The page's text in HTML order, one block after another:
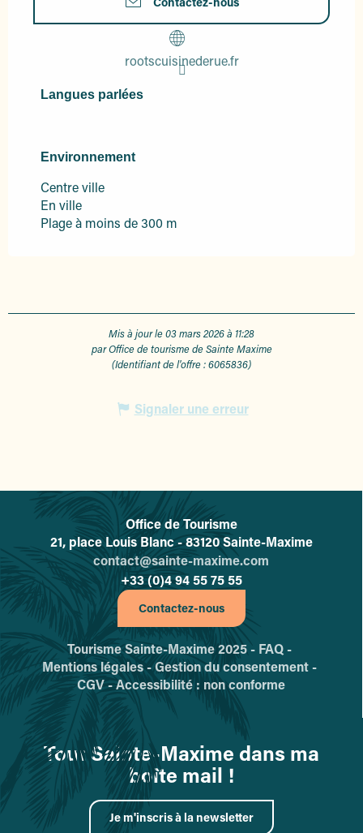
rootscuisinederue.fr
Langues parlées
Langues parlées
Environnement
Environnement
Centre ville
En ville
Plage à moins de 300 m
Mis à jour le 03 mars 2026 à 11:28
par Office de tourisme de Sainte Maxime
(Identifiant de l'offre :6065836)
Signaler une erreur
L'office de tourisme de Sainte-
Office de Tourisme
21, place Louis Blanc - 83120 Sainte-Maxime
contact@sainte-maxime.com
+33 (0)4 94 55 75 55
Contactez-nous
Tourisme Sainte-Maxime 2025 - FAQ -
Mentions légales -Gestion du consentement -
CGV -Accessibilité : non conforme
Tout Sainte-Maxime dans ma
boîte mail !
Je m'inscris à la newsletter